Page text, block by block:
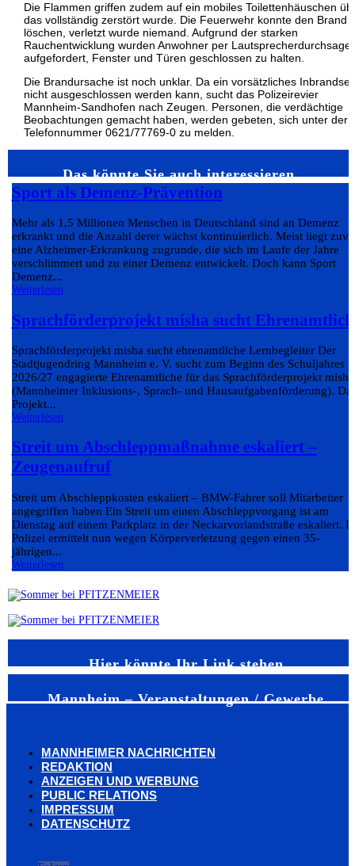
Die Flammen griffen zudem auf ein mobiles Toilettenhäuschen
das vollständig zerstört wurde. Die Feuerwehr konnte den Brand
löschen, verletzt wurde niemand. Aufgrund der starken
Rauchentwicklung wurden Anwohner per
aufgefordert, Fenster und Türen geschlossen zu halten.
Die Brandursache ist noch unklar. Da ein vorsätzliches
nicht ausgeschlossen werden kann, sucht das Polizeirevier
Mannheim-Sandhofen nach Zeugen. Personen, die verdächtige
Beobachtungen gemacht haben, werden gebeten, sich unter der
Telefonnummer 0621/77769-0 zu melden.
Das könnte Sie auch interessieren…
Sport als Demenz-Prävention
Mehr als 1,5 Millionen Menschen in Deutschland sind an Demenz
erkrankt und die Anzahl derer wächst kontinuierlich. Meist liegt
eine Alzheimer-Erkrankung zugrunde, die sich im Laufe der Jahre
verschlimmert und zu einer Demenz entwickelt. Doch kann Sport
Demenz...
Weiterlesen
Sprachförderprojekt misha sucht
Sprachförderprojekt misha sucht ehrenamtliche Lernbegleiter Der
Stadtjugendring Mannheim e. V. sucht zum Beginn des Schuljahres
2026/27 engagierte Ehrenamtliche für das Sprachförderprojekt misha
(Mannheimer Inklusions-, Sprach- und Hausaufgabenförderung).
Projekt...
Weiterlesen
Streit um Abschleppmaßnahme eskaliert –
Zeugenaufruf
Streit um Abschleppkosten eskaliert – BMW-Fahrer soll Mitarbeiter
angegriffen haben Ein Streit um einen Abschleppvorgang ist am
Dienstag auf einem Parkplatz in der Neckarvorlandstraße eskaliert.
Polizei ermittelt nun wegen Körperverletzung gegen einen 35-
jährigen...
Weiterlesen
Hier könnte Ihr Link stehen
Mannheim – Veranstaltungen / Gewerbe
MANNHEIMER NACHRICHTEN
REDAKTION
ANZEIGEN UND WERBUNG
PUBLIC RELATIONS
IMPRESSUM
DATENSCHUTZ